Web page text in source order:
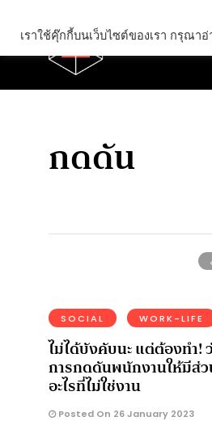
กดดัน
SOCIAL WORK-LIFE
ไม่ได้บังคับนะ แต่ต้องทํา!
การกดดันพนักงานให้มีส่
อะไรที่ไม่ใช่งาน
Posted On 26 January 2023
เราใช้คุ๊กกี้บนเว็บไซต์ของเรา กรุณา